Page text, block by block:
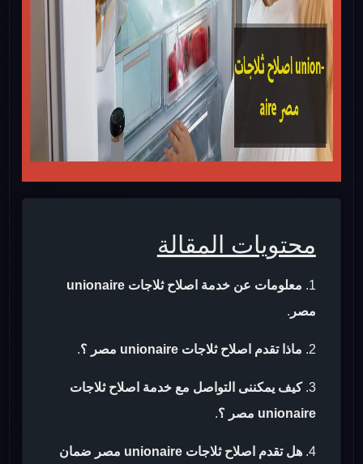
محتويات المقالة
معلومات عن خدمة اصلاح ثلاجات unionaire
مصر .
ماذا تقدم اصلاح ثلاجات unionaire مصر ؟ .
كيف يمكننى التواصل مع خدمة اصلاح ثلاجات
unionaire مصر ؟
.
هل تقدم اصلاح ثلاجات unionaire مصر ضمان